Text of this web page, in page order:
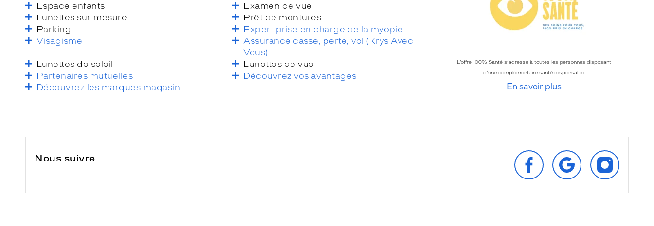
Espace enfants
Examen de vue
Lunettes sur-mesure
Prêt de montures
Parking
Expert prise en charge de la myopie
Visagisme
Assurance casse, perte, vol (Krys Avec
Vous)
Lunettes de soleil
Lunettes de vue
Partenaires mutuelles
Découvrez vos avantages
Découvrez les marques magasin
L’offre 100% Santé s’adresse à toutes les personnes disposant
d’une complémentaire santé responsable
En savoir plus
Nous suivre
SUIVEZ‑NOUS
SUR
FACEBOOK
RETROUVEZ‑NOUS
SUR
GOOGLE
SUR
INSTAGRAM